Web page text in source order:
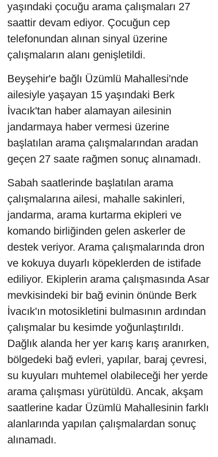
yaşındaki çocuğu arama çalışmaları 27
saattir devam ediyor. Çocuğun cep
telefonundan alınan sinyal üzerine
çalışmaların alanı genişletildi.
Beyşehir'e bağlı Üzümlü Mahallesi'nde
ailesiyle yaşayan 15 yaşındaki Berk
İvacık'tan haber alamayan ailesinin
jandarmaya haber vermesi üzerine
başlatılan arama çalışmalarından aradan
geçen 27 saate rağmen sonuç alınamadı.
Sabah saatlerinde başlatılan arama
çalışmalarına ailesi, mahalle sakinleri,
jandarma, arama kurtarma ekipleri ve
komando birliğinden gelen askerler de
destek veriyor. Arama çalışmalarında dron
ve kokuya duyarlı köpeklerden de istifade
ediliyor. Ekiplerin arama çalışmasında Asar
mevkisindeki bir bağ evinin önünde Berk
İvacık'ın motosikletini bulmasının ardından
çalışmalar bu kesimde yoğunlaştırıldı.
Dağlık alanda her yer karış karış aranırken,
bölgedeki bağ evleri, yapılar, baraj çevresi,
su kuyuları muhtemel olabileceği her yerde
arama çalışması yürütüldü. Ancak, akşam
saatlerine kadar Üzümlü Mahallesinin farklı
alanlarında yapılan çalışmalardan sonuç
alınamadı.